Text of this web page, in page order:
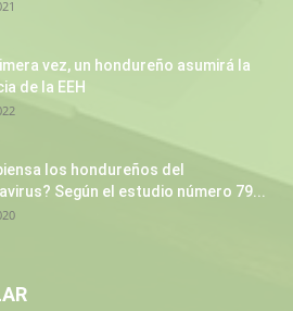
vez, un hondureño asumirá la
de la EEH
los hondureños del
Según el estudio número 79...